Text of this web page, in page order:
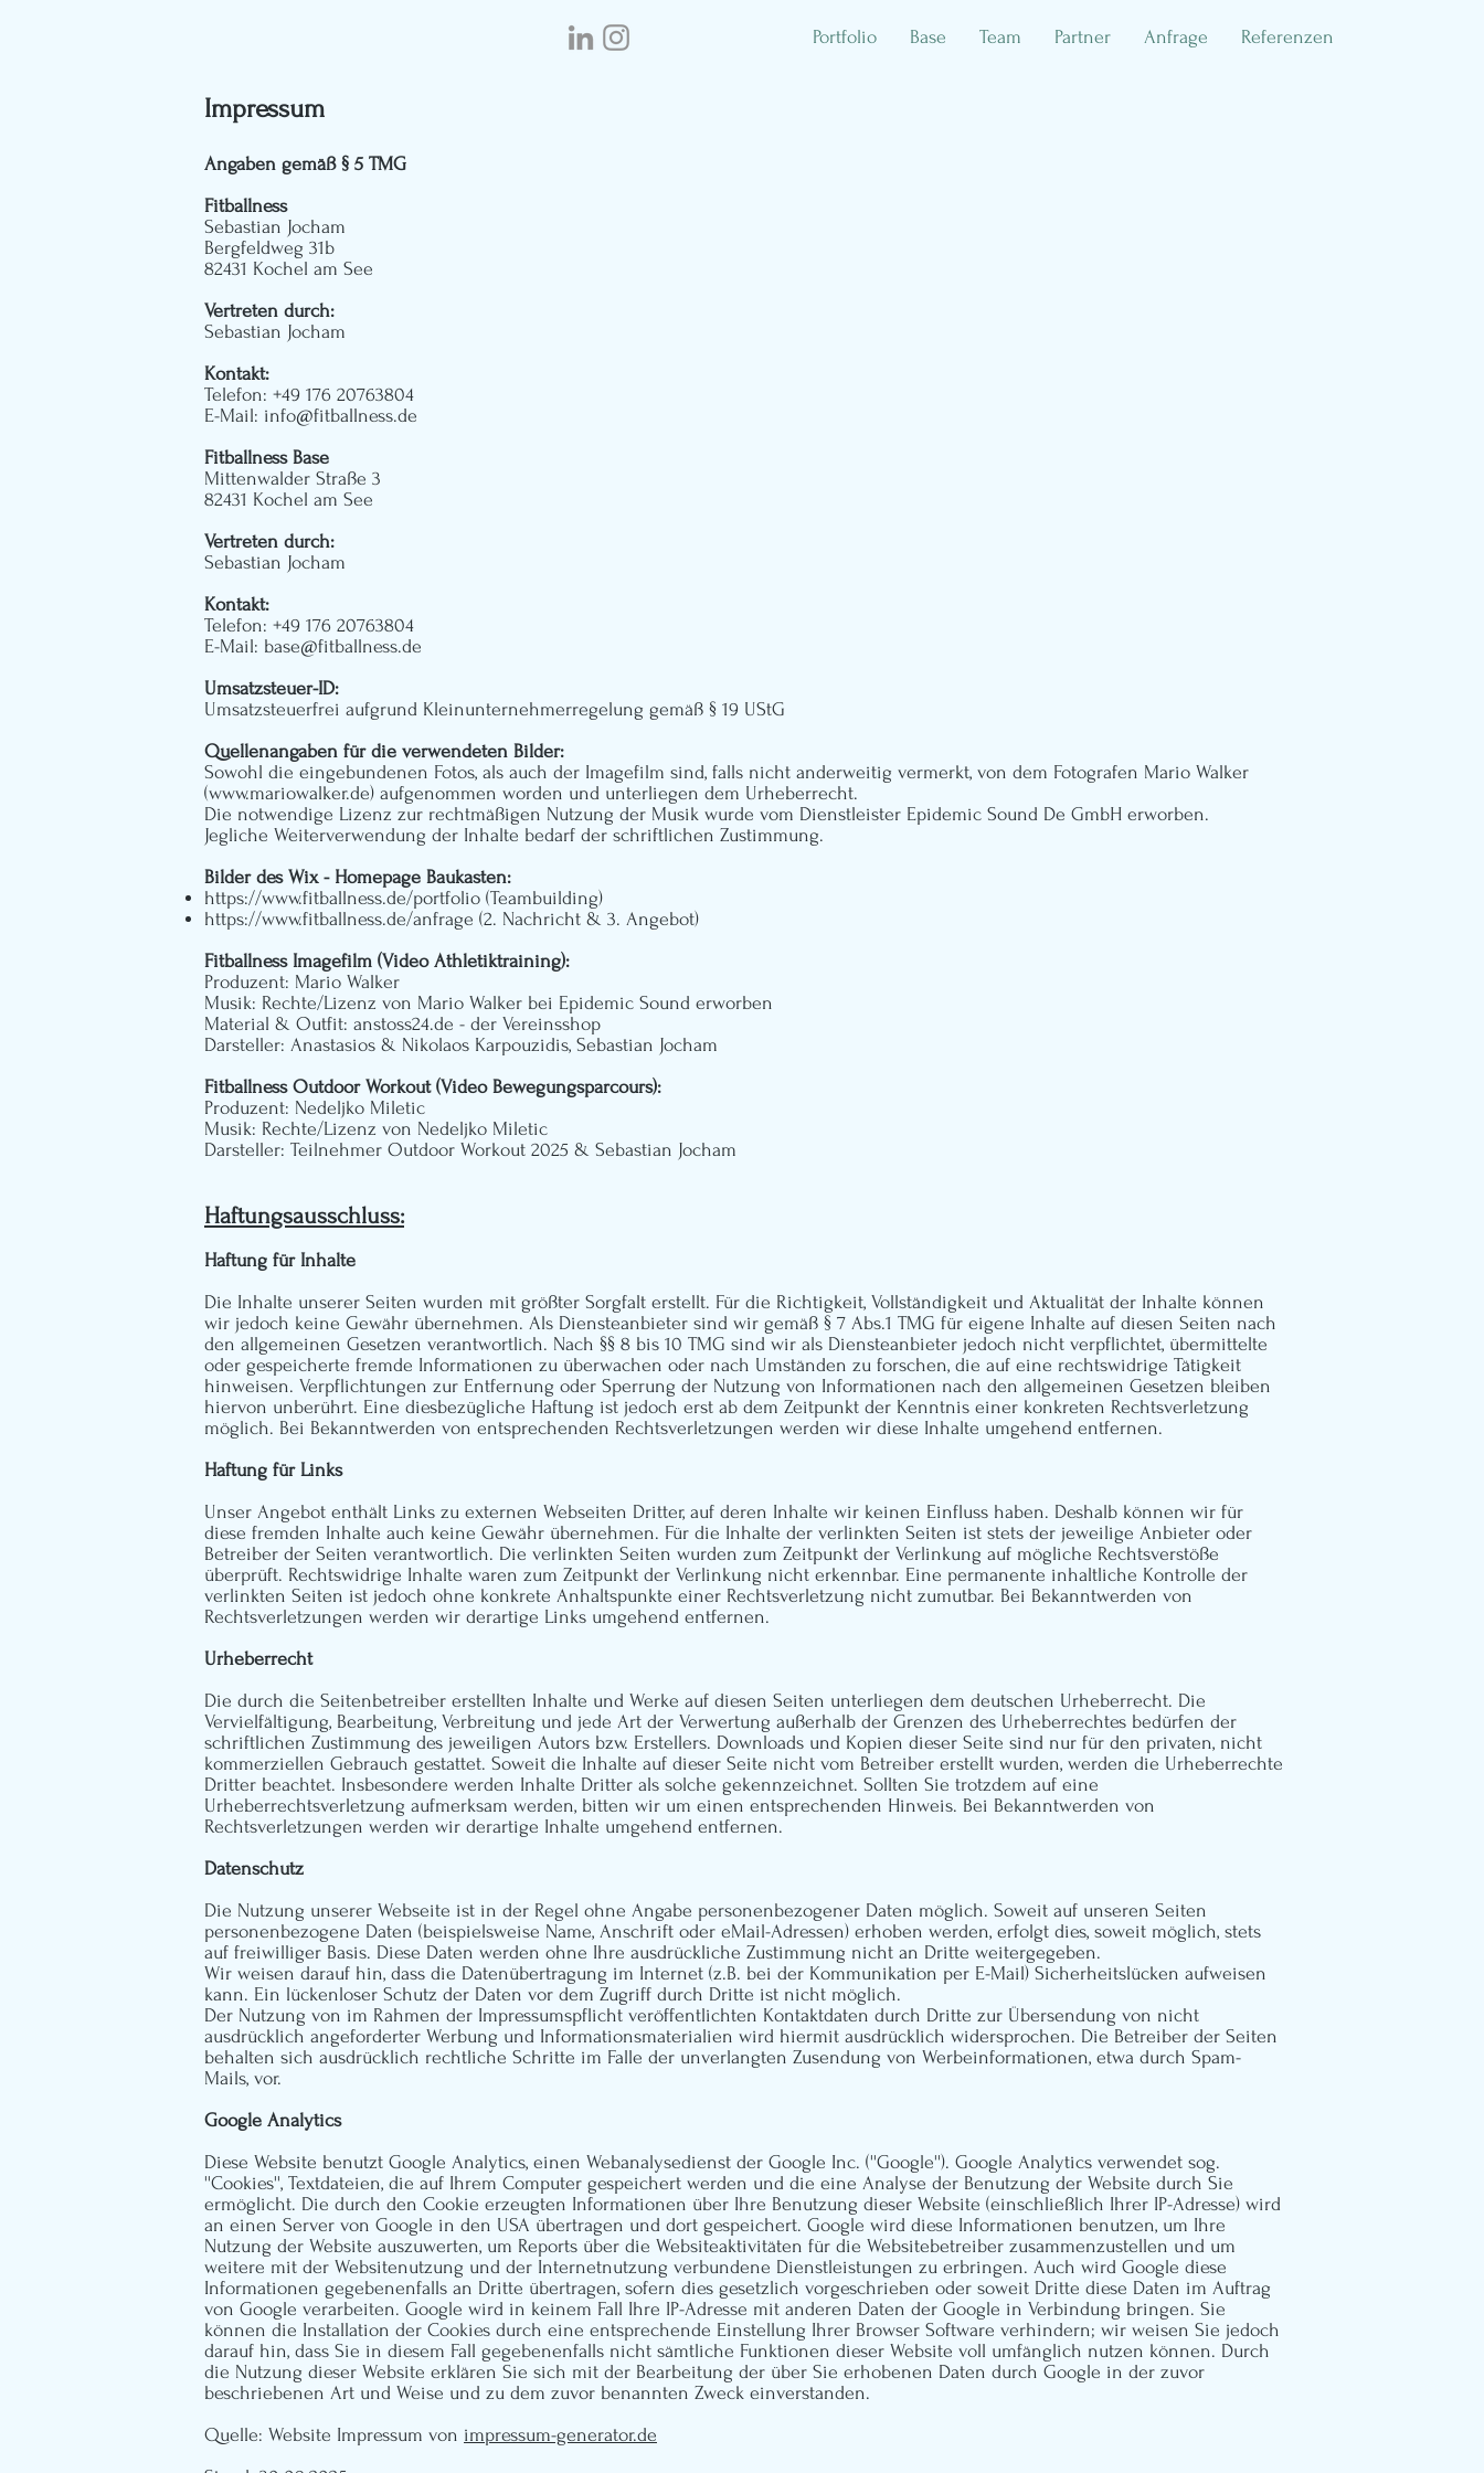
Portfolio Base Team Partner Anfrage Referenzen
Impressum
Angaben gemäß § 5 TMG
Fitballness
Sebastian Jocham
Bergfeldweg 31b
82431 Kochel am See
Vertreten durch:
Sebastian Jocham
Kontakt:
Telefon: +49 176 20763804
E-Mail: info@fitballness.de
Fitballness Base
Mittenwalder Straße 3
82431 Kochel am See
Vertreten durch:
Sebastian Jocham
Kontakt:
Telefon: +49 176 20763804
E-Mail: base@fitballness.de
Umsatzsteuer-ID:
Umsatzsteuerfrei aufgrund Kleinunternehmerregelung gemäß § 19 UStG
Quellenangaben für die verwendeten Bilder:
Sowohl die eingebundenen Fotos, als auch der Imagefilm sind, falls nicht anderweitig vermerkt, von dem Fotografen Mario Walker
(www.mariowalker.de) aufgenommen worden und unterliegen dem Urheberrecht.
Die notwendige Lizenz zur rechtmäßigen Nutzung der Musik wurde vom Dienstleister Epidemic Sound De GmbH erworben.
Jegliche Weiterverwendung der Inhalte bedarf der schriftlichen Zustimmung.
Bilder des Wix - Homepage Baukasten:
https://www.fitballness.de/portfolio (Teambuilding)
https://www.fitballness.de/anfrage (2. Nachricht & 3. Angebot)
Fitballness Imagefilm (Video Athletiktraining):
Produzent: Mario Walker
Musik: Rechte/Lizenz von Mario Walker bei Epidemic Sound erworben
Material & Outfit: anstoss24.de - der Vereinsshop
Darsteller: Anastasios & Nikolaos Karpouzidis, Sebastian Jocham
Fitballness Outdoor Workout (Video Bewegungsparcours):
Produzent: Nedeljko Miletic
Musik: Rechte/Lizenz von Nedeljko Miletic
Darsteller: Teilnehmer Outdoor Workout 2025 & Sebastian Jocham
Haftungsausschluss:
Haftung für Inhalte
Die Inhalte unserer Seiten wurden mit größter Sorgfalt erstellt. Für die Richtigkeit, Vollständigkeit und Aktualität der Inhalte können
wir jedoch keine Gewähr übernehmen. Als Diensteanbieter sind wir gemäß § 7 Abs.1 TMG für eigene Inhalte auf diesen Seiten nach
den allgemeinen Gesetzen verantwortlich. Nach §§ 8 bis 10 TMG sind wir als Diensteanbieter jedoch nicht verpflichtet, übermittelte
oder gespeicherte fremde Informationen zu überwachen oder nach Umständen zu forschen, die auf eine rechtswidrige Tätigkeit
hinweisen. Verpflichtungen zur Entfernung oder Sperrung der Nutzung von Informationen nach den allgemeinen Gesetzen bleiben
hiervon unberührt. Eine diesbezügliche Haftung ist jedoch erst ab dem Zeitpunkt der Kenntnis einer konkreten Rechtsverletzung
möglich. Bei Bekanntwerden von entsprechenden Rechtsverletzungen werden wir diese Inhalte umgehend entfernen.
Haftung für Links
Unser Angebot enthält Links zu externen Webseiten Dritter, auf deren Inhalte wir keinen Einfluss haben. Deshalb können wir für
diese fremden Inhalte auch keine Gewähr übernehmen. Für die Inhalte der verlinkten Seiten ist stets der jeweilige Anbieter oder
Betreiber der Seiten verantwortlich. Die verlinkten Seiten wurden zum Zeitpunkt der Verlinkung auf mögliche Rechtsverstöße
überprüft. Rechtswidrige Inhalte waren zum Zeitpunkt der Verlinkung nicht erkennbar. Eine permanente inhaltliche Kontrolle der
verlinkten Seiten ist jedoch ohne konkrete Anhaltspunkte einer Rechtsverletzung nicht zumutbar. Bei Bekanntwerden von
Rechtsverletzungen werden wir derartige Links umgehend entfernen.
Urheberrecht
Die durch die Seitenbetreiber erstellten Inhalte und Werke auf diesen Seiten unterliegen dem deutschen Urheberrecht. Die
Vervielfältigung, Bearbeitung, Verbreitung und jede Art der Verwertung außerhalb der Grenzen des Urheberrechtes bedürfen der
schriftlichen Zustimmung des jeweiligen Autors bzw. Erstellers. Downloads und Kopien dieser Seite sind nur für den privaten, nicht
kommerziellen Gebrauch gestattet. Soweit die Inhalte auf dieser Seite nicht vom Betreiber erstellt wurden, werden die Urheberrechte
Dritter beachtet. Insbesondere werden Inhalte Dritter als solche gekennzeichnet. Sollten Sie trotzdem auf eine
Urheberrechtsverletzung aufmerksam werden, bitten wir um einen entsprechenden Hinweis. Bei Bekanntwerden von
Rechtsverletzungen werden wir derartige Inhalte umgehend entfernen.
Datenschutz
Die Nutzung unserer Webseite ist in der Regel ohne Angabe personenbezogener Daten möglich. Soweit auf unseren Seiten
personenbezogene Daten (beispielsweise Name, Anschrift oder eMail-Adressen) erhoben werden, erfolgt dies, soweit möglich, stets
auf freiwilliger Basis. Diese Daten werden ohne Ihre ausdrückliche Zustimmung nicht an Dritte weitergegeben.
Wir weisen darauf hin, dass die Datenübertragung im Internet (z.B. bei der Kommunikation per E-Mail) Sicherheitslücken aufweisen
kann. Ein lückenloser Schutz der Daten vor dem Zugriff durch Dritte ist nicht möglich.
Der Nutzung von im Rahmen der Impressumspflicht veröffentlichten Kontaktdaten durch Dritte zur Übersendung von nicht
ausdrücklich angeforderter Werbung und Informationsmaterialien wird hiermit ausdrücklich widersprochen. Die Betreiber der Seiten
behalten sich ausdrücklich rechtliche Schritte im Falle der unverlangten Zusendung von Werbeinformationen, etwa durch Spam-
Mails, vor.
Google Analytics
Diese Website benutzt Google Analytics, einen Webanalysedienst der Google Inc. (''Google''). Google Analytics verwendet sog.
''Cookies'', Textdateien, die auf Ihrem Computer gespeichert werden und die eine Analyse der Benutzung der Website durch Sie
ermöglicht. Die durch den Cookie erzeugten Informationen über Ihre Benutzung dieser Website (einschließlich Ihrer IP-Adresse) wird
an einen Server von Google in den USA übertragen und dort gespeichert. Google wird diese Informationen benutzen, um Ihre
Nutzung der Website auszuwerten, um Reports über die Websiteaktivitäten für die Websitebetreiber zusammenzustellen und um
weitere mit der Websitenutzung und der Internetnutzung verbundene Dienstleistungen zu erbringen. Auch wird Google diese
Informationen gegebenenfalls an Dritte übertragen, sofern dies gesetzlich vorgeschrieben oder soweit Dritte diese Daten im Auftrag
von Google verarbeiten. Google wird in keinem Fall Ihre IP-Adresse mit anderen Daten der Google in Verbindung bringen. Sie
können die Installation der Cookies durch eine entsprechende Einstellung Ihrer Browser Software verhindern; wir weisen Sie jedoch
darauf hin, dass Sie in diesem Fall gegebenenfalls nicht sämtliche Funktionen dieser Website voll umfänglich nutzen können. Durch
die Nutzung dieser Website erklären Sie sich mit der Bearbeitung der über Sie erhobenen Daten durch Google in der zuvor
beschriebenen Art und Weise und zu dem zuvor benannten Zweck einverstanden.
Quelle: Website Impressum von impressum-generator.de